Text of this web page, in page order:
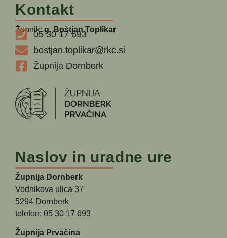
Kontakt
Župnik:g. Boštjan Toplikar
05 30 17 693
bostjan.toplikar@rkc.si
Župnija Dornberk
Naslov in uradne ure
Župnija Dornberk
Vodnikova ulica 37
5294 Dornberk
telefon: 05 30 17 693
Župnija Prvačina